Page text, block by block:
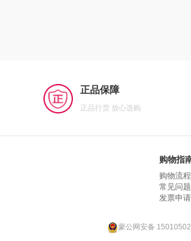
正品保障
正品行货 放心选购
购物指
购物流程
常见问题
发票申请
蒙公网安备